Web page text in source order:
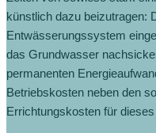
künstlich dazu beizutragen:
Entwässerungssystem
das Grundwasser
permanenten
Betriebskosten neben den
Errichtungskosten für